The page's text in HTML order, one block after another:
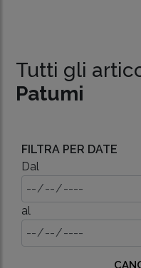
Tutti gli
Patumi
FILTRA PER DATE
Dal
al